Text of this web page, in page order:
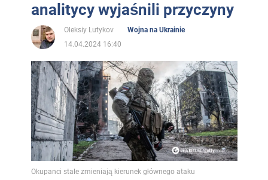
analitycy wyjaśnili przyczyny
Oleksiy Lutykov
Wojna na Ukrainie
14.04.2024 16:40
Okupanci stale zmieniają kierunek głównego ataku